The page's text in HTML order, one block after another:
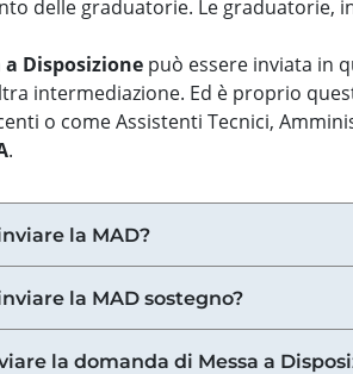
delle graduatorie. Le graduatorie,
a Disposizione può essere inviata in
intermediazione. Ed è proprio
o come Assistenti Tecnici,
.
la MAD?
la MAD sostegno?
la domanda di Messa a